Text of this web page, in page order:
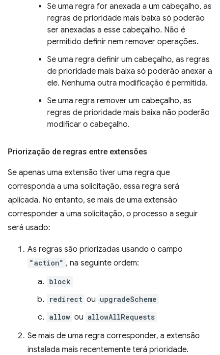
Se uma regra for anexada a um cabeçalho, as
regras de prioridade mais baixa só poderão
ser anexadas a esse cabeçalho. Não é
permitido definir nem remover operações.
Se uma regra definir um cabeçalho, as regras
de prioridade mais baixa só poderão anexar a
ele. Nenhuma outra modificação é permitida.
Se uma regra remover um cabeçalho, as
regras de prioridade mais baixa não poderão
modificar o cabeçalho.
Priorização de regras entre extensões
Se apenas uma extensão tiver uma regra que
corresponda a uma solicitação, essa regra será
aplicada. No entanto, se mais de uma extensão
corresponder a uma solicitação, o processo a seguir
será usado:
As regras são priorizadas usando o campo
"action" , na seguinte ordem:
block
redirect ou upgradeScheme
allow ou allowAllRequests
Se mais de uma regra corresponder, a extensão
instalada mais recentemente terá prioridade.